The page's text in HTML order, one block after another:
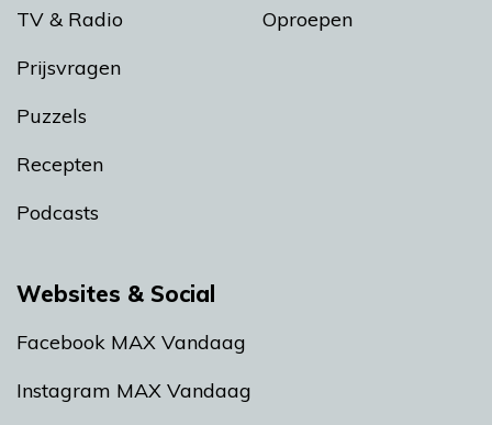
TV & Radio
Prijsvragen
Puzzels
Recepten
Podcasts
Oproepen
Websites & Social
Facebook MAX Vandaag
Instagram MAX Vandaag